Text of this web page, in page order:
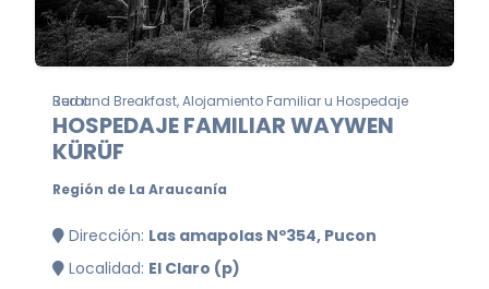
Bed and Breakfast, Alojamiento Familiar u Hospedaje Rural
HOSPEDAJE FAMILIAR WAYWEN
KÜRÜF
Región de La Araucanía
Dirección: Las amapolas Nº354, Pucon
Localidad: El Claro (p)